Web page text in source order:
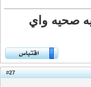
صحيه واي
27